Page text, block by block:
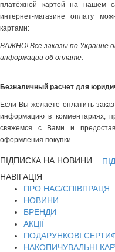
платёжной картой на нашем
интернет-магазине оплату
картами:
ВАЖНО! Все заказы по Украине
информации об оплате.
Безналичный расчет для
Если Вы желаете оплатить
информацию в комментариях,
свяжемся с Вами и
оформления покупки.
ПІДПИСКА НА НОВИНИ
НАВІГАЦІЯ
ПРО НАС/СПІВПРАЦЯ
НОВИНИ
БРЕНДИ
АКЦІЇ
ПОДАРУНКОВІ
НАКОПИЧУВАЛЬНІ